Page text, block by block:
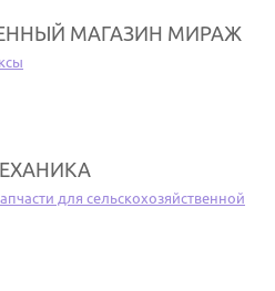
МАГАЗИН МИРАЖ
для сельскохозяйственной